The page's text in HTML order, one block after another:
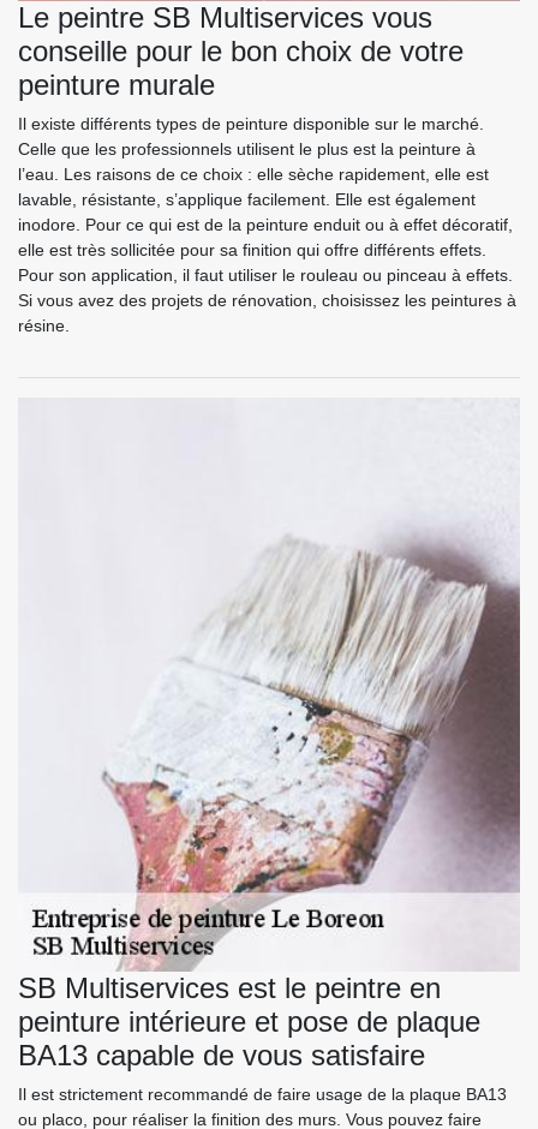
Le peintre SB Multiservices vous
conseille pour le bon choix de votre
peinture murale
Il existe différents types de peinture disponible sur le marché.
Celle que les professionnels utilisent le plus est la peinture à
l’eau. Les raisons de ce choix : elle sèche rapidement, elle est
lavable, résistante, s’applique facilement. Elle est également
inodore. Pour ce qui est de la peinture enduit ou à effet décoratif,
elle est très sollicitée pour sa finition qui offre différents effets.
Pour son application, il faut utiliser le rouleau ou pinceau à effets.
Si vous avez des projets de rénovation, choisissez les peintures à
résine.
SB Multiservices est le peintre en
peinture intérieure et pose de plaque
BA13 capable de vous satisfaire
Il est strictement recommandé de faire usage de la plaque BA13
ou placo, pour réaliser la finition des murs. Vous pouvez faire